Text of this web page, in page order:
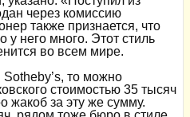
через комиссию
также признается, что
у него много. Этот стиль
во всем мире.
Sotheby’s, то можно
стоимостью 35 тысяч
за эту же сумму.